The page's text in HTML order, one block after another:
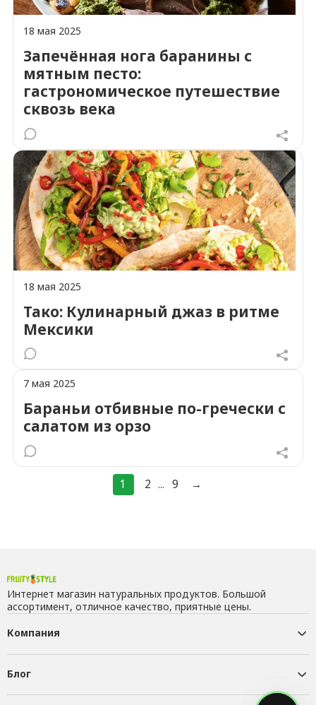
18 мая 2025
Запечённая нога баранины с
мятным песто:
гастрономическое путешествие
сквозь века
18 мая 2025
Тако: Кулинарный джаз в ритме
Мексики
7 мая 2025
Бараньи отбивные по-гречески с
салатом из орзо
1 2 ... 9 →
Интернет магазин натуральных продуктов. Большой
ассортимент, отличное качество, приятные цены.
Компания
Блог